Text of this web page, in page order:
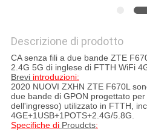
Descrizione di prodotto
CA senza fili a due bande ZTE
2.4G 5G di inglese di FTTH WiFi
Brevi introduzioni:
2020 NUOVI ZXHN ZTE F670L
due bande di GPON progettato
dell'ingresso) utilizzato in FTTH,
4GE+1USB+1POTS+2.4G/5.8G.
Specifiche diProudcts: